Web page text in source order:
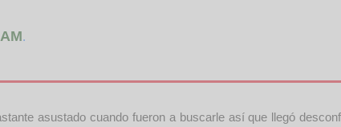
.
asustado cuando fueron a buscarle así que llegó